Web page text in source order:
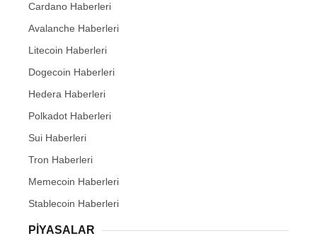
Cardano Haberleri
Avalanche Haberleri
Litecoin Haberleri
Dogecoin Haberleri
Hedera Haberleri
Polkadot Haberleri
Sui Haberleri
Tron Haberleri
Memecoin Haberleri
Stablecoin Haberleri
PIYASALAR